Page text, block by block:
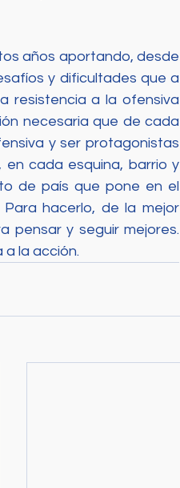
años aportando, desde
y dificultades que a
resistencia a la ofensiva
necesaria que de cada
y ser protagonistas
en cada esquina, barrio y
de país que pone en el
hacerlo, de la mejor
pensar y seguir mejores.
la acción.